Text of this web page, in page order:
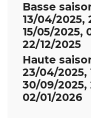
Basse
13/04/2025,
15/05/2025,
22/12/2025
Haute
23/04/2025,
30/09/2025,
02/01/2026